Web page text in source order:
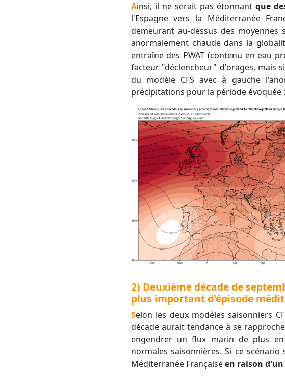
Ainsi, il ne serait pas étonnant que
l'Espagne vers la Méditerranée
demeurant au-dessus des
anormalement chaude dans la
entraîne des PWAT (contenu en eau
facteur "déclencheur" d'orages, mais
du modèle CFS avec à gauche
précipitations pour la période évoquée :
2) Deuxième décade de
plus important d'épisode
Selon les deux modèles saisonniers CFS et ECMWF, la poche dépressionnaire évoquée lors de la première
décade aurait tendance à se
engendrer un flux marin de plus en
normales saisonnières. Si ce
Méditerranée Françaiseen raison